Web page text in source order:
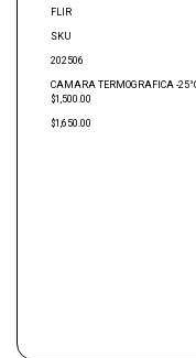
FLIR
SKU
202506
CAMARA TERMOGRAFICA -
$1,500.00
$1,650.00